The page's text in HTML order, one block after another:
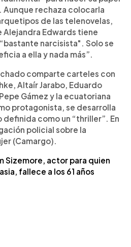
Aunque rechaza colocarla
de las telenovelas,
Edwards tiene
narcisista". Solo se
a ella y nada más”.
comparte carteles con
Altaír Jarabo, Eduardo
Gámez y la ecuatoriana
protagonista, se desarrolla
definida como un “thriller”. En
policial sobre la
(Camargo).
Sizemore, actor para quien
fallece a los 61 años